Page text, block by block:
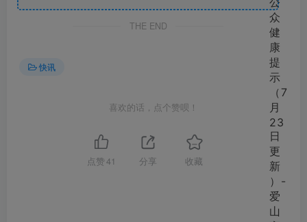
THE END
快讯
喜欢的话，点个赞呗！
点赞 41 分享 收藏